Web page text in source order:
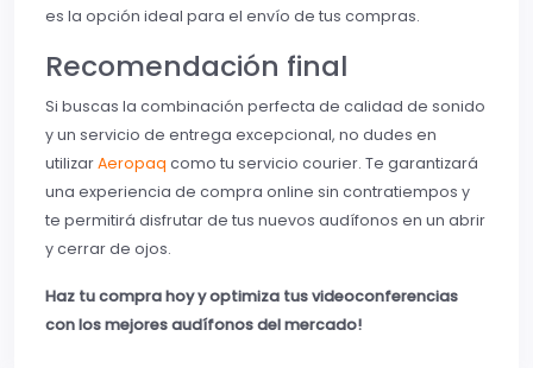
es la opción ideal para el envío de tus compras.
Recomendación final
Si buscas la combinación perfecta de calidad de sonido
y un servicio de entrega excepcional, no dudes en
utilizarAeropaq como tu servicio courier. Te garantizará
una experiencia de compra online sin contratiempos y
te permitirá disfrutar de tus nuevos audífonos en un abrir
y cerrar de ojos.
Haz tu compra hoy y optimiza tus videoconferencias
con los mejores audífonos del mercado!